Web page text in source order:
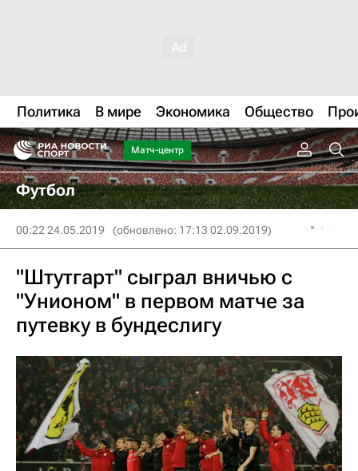
Политика В мире Экономика Общество
Матч-центр
Футбол
00:22 24.05.2019 (обновлено: 17:13 02.09.2019)
"Штутгарт" сыграл вничью с
"Унионом" в первом матче за
путевку в бундеслигу